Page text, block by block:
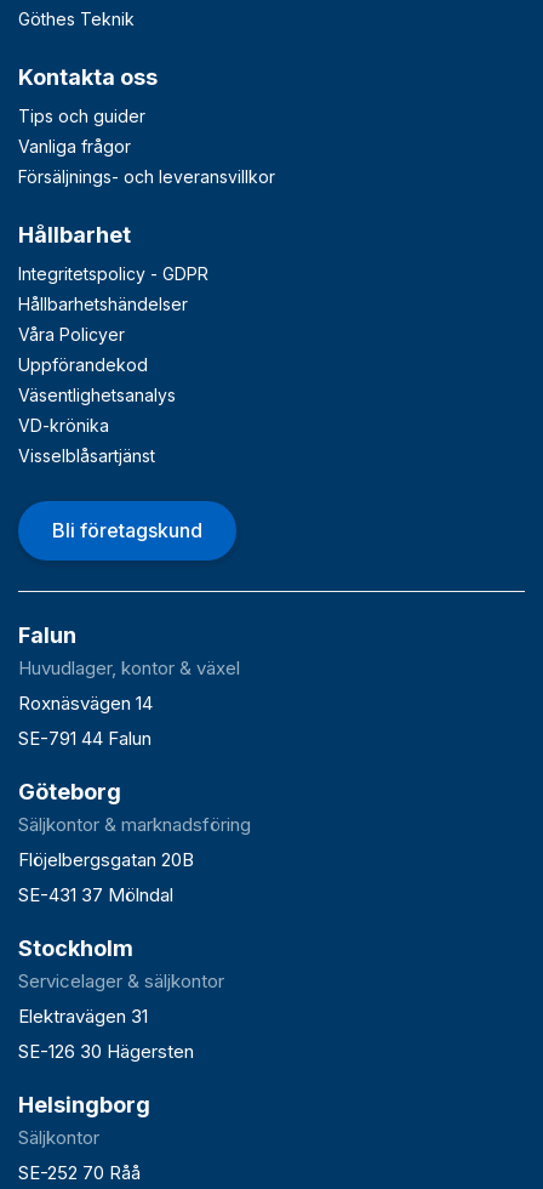
Göthes Teknik
Kontakta oss
Tips och guider
Vanliga frågor
Försäljnings- och leveransvillkor
Hållbarhet
Integritetspolicy - GDPR
Hållbarhetshändelser
Våra Policyer
Uppförandekod
Väsentlighetsanalys
VD-krönika
Visselblåsartjänst
Bli företagskund
Falun
Huvudlager, kontor & växel
Roxnäsvägen 14
SE-791 44 Falun
Göteborg
Säljkontor & marknadsföring
Flöjelbergsgatan 20B
SE-431 37 Mölndal
Stockholm
Servicelager & säljkontor
Elektravägen 31
SE-126 30 Hägersten
Helsingborg
Säljkontor
SE-252 70 Råå